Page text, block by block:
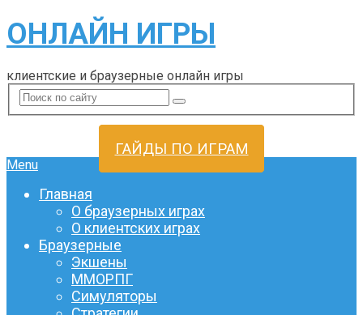
ОНЛАЙН ИГРЫ
клиентские и браузерные онлайн игры
ГАЙДЫ ПО ИГРАМ
Menu
Главная
О браузерных играх
О клиентских играх
Браузерные
Экшены
ММОРПГ
Симуляторы